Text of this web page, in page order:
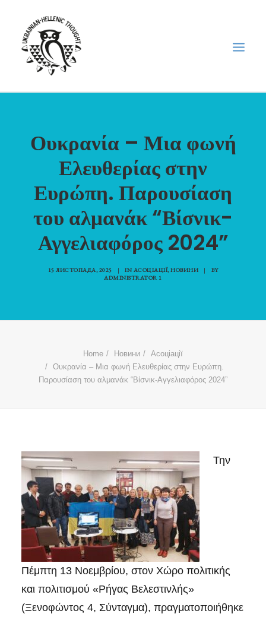
НЕДІЛЬНА ШКОЛА
ФОРУМ УКРАЇНСЬКОЇ ДІАСПОРИ В ГРЕЦІЇ
ПРО НАС
“ВІСНИК”/”ΑΓΓΕΛΙΑΦΌΡΟΣ”
SEARCH
Ουκρανία – Μια φωνή
Ελευθερίας στην
Ευρώπη. Παρουσίαση
του αλμανάκ “Βίσνικ-
Αγγελιαφόρος 2024”
15 ЛИСТОПАДА, 2025 | IN АСОЦІАЦІЇ,НОВИНИ |
BY
ADMINISTRATOR 1
Home Новини
Асоціації
Ουκρανία – Μια φωνή Ελευθερίας στην Ευρώπη.
Παρουσίαση του αλμανάκ “Βίσνικ-Αγγελιαφόρος 2024”
Την
Πέμπτη 13 Νοεμβρίου, στον Χώρο πολιτικής
και πολιτισμού «Ρήγας Βελεστινλής»
(Ξενοφώντος 4, Σύνταγμα), πραγματοποιήθηκε